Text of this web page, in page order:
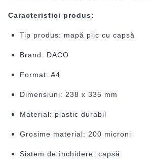
Caracteristici produs:
Tip produs: mapă plic cu capsă
Brand: DACO
Format: A4
Dimensiuni: 238 x 335 mm
Material: plastic durabil
Grosime material: 200 microni
Sistem de închidere: capsă